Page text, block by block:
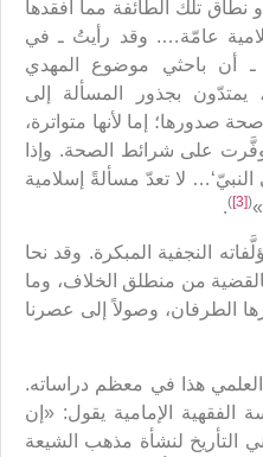
نطاق تلك الطائفة مما أفقدها
عامّة…. وقد رأيتُ ـ في
أن باحثي موضوع المهدي
يمتدّون بجذور المسألة إلى
صدورها؛ إما لأنها متواترة،
توفَّرت على شرائط الصحة. وإذا
النبيّ‘… لا تعدّ مسألةً إسلامية
(
[3]
)
.
النجفية المبكرة. وقد نحا
من منطلق الخلاف، وما
الطرفان، وصولاً إلى عصرنا
هذا في معظم دراساته.
الفقهية الإمامية يقول: «إن
التأريخ لنشأة مذهب الشيعة